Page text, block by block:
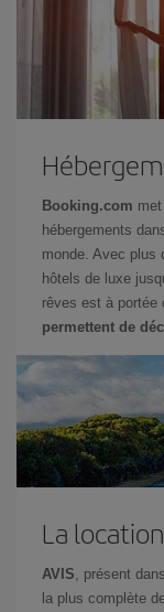
Booking.com
hébergements
monde. Avec plus
hôtels de luxe
rêves est à portée
permettent de
La
AVIS , présent
la plus complète